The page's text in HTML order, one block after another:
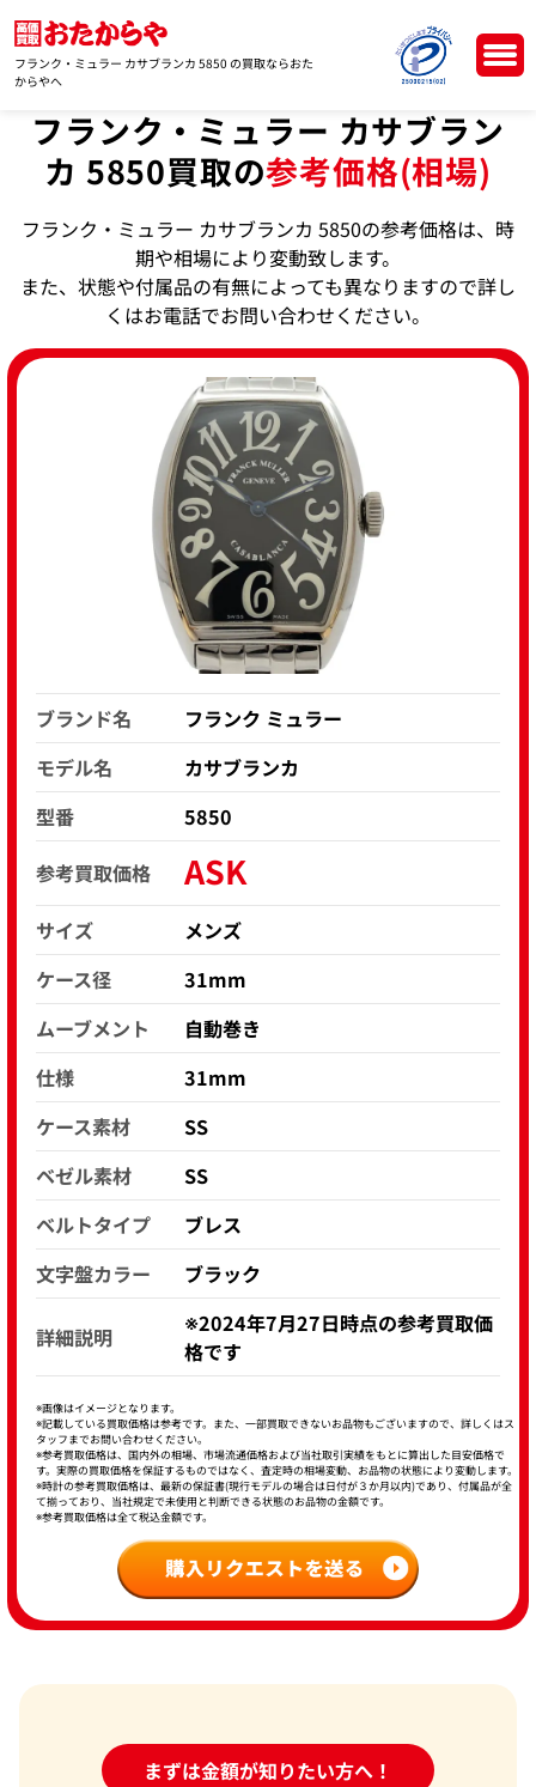
フランク・ミュラー カサブランカ 5850 の買取ならおた
からやへ
フランク・ミュラー カサブラン
カ 5850買取の参考価格(相場)
フランク・ミュラー カサブランカ 5850の参考価格は、時
期や相場により変動致します。
また、状態や付属品の有無によっても異なりますので詳し
くはお電話でお問い合わせください。
ブランド名
フランク ミュラー
モデル名
カサブランカ
型番
5850
参考買取価格
ASK
サイズ
メンズ
ケース径
31mm
ムーブメント
自動巻き
仕様
31mm
ケース素材
SS
ベゼル素材
SS
ベルトタイプ
ブレス
文字盤カラー
ブラック
詳細説明
※2024年7月27日時点の参考買取価
格です
※画像はイメージとなります。
※記載している買取価格は参考です。また、一部買取できないお品物もございますので、詳しくはス
タッフまでお問い合わせください。
※参考買取価格は、国内外の相場、市場流通価格および当社取引実績をもとに算出した目安価格で
す。実際の買取価格を保証するものではなく、査定時の相場変動、お品物の状態により変動します。
※時計の参考買取価格は、最新の保証書(現行モデルの場合は日付が３か月以内)であり、付属品が全
て揃っており、当社規定で未使用と判断できる状態のお品物の金額です。
※参考買取価格は全て税込金額です。
まずは金額が知りたい方へ！
24時間受付中!問い合わせフォーム